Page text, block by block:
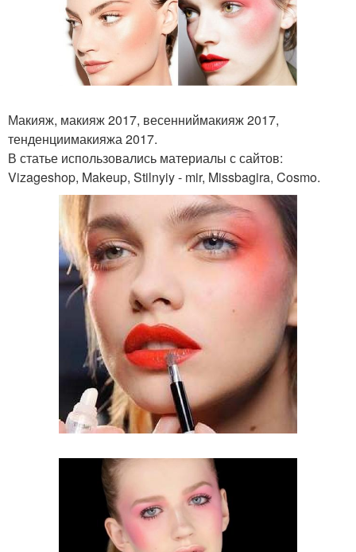
Макияж, макияж 2017, весенниймакияж 2017,
тенденциимакияжа 2017.
В статье использовались материалы с сайтов:
Vizageshop, Makeup, Stilnyiy - mir, Missbagira, Cosmo.